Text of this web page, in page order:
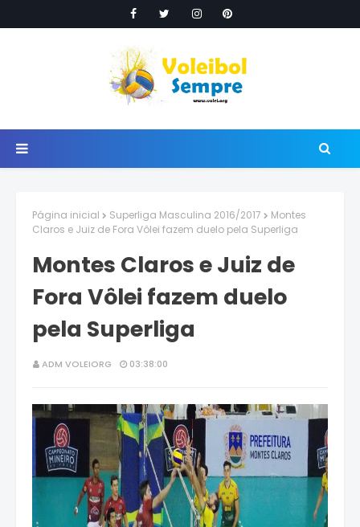
Página inicial Superliga Masculina 2016/2017
Montes
Claros e Juiz de Fora Vôlei fazem duelo pela Superliga
Montes Claros e Juiz de
Fora Vôlei fazem duelo
pela Superliga
ADM VOLEIORG 03:38:00